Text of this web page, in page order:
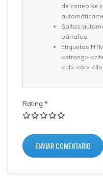
de correo se
Saltos
párrafos.
Etiquetas
<strong>
<ul> <ol>
Rating *